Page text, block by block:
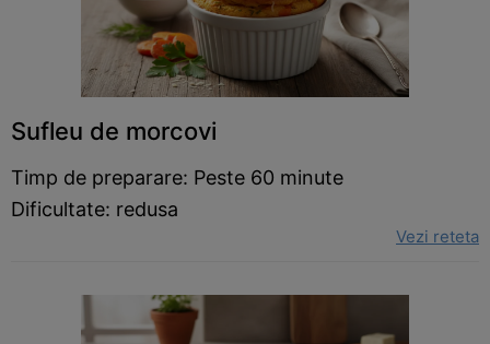
Sufleu de morcovi
Timp de preparare: Peste 60 minute
Dificultate: redusa
Vezi reteta